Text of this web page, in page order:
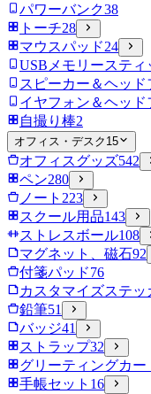
パワーバンク38
トーチ28
マウスパッド24
USBメモリースティ
スピーカー＆ヘッド
イヤフォン＆ヘッド
自撮り棒2
オフィス・デスク 15
オフィスグッズ542
ペン280
ノート 223
スクール用品143
ストレスボール108
マグネット、磁石92
付箋パッド76
カスタマイズステッ
鉛筆51
バッジ41
ストラップ32
グリーティングカー
手帳セット 16